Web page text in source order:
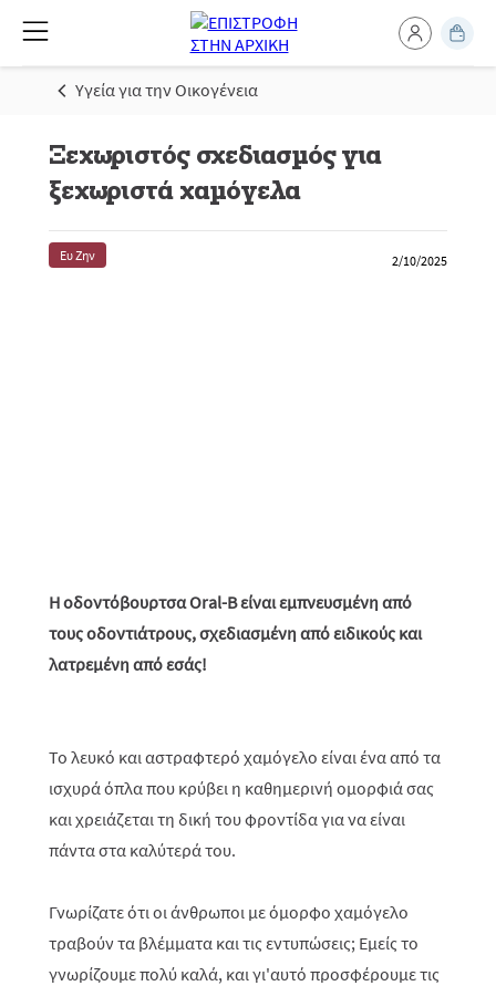
Υγεία για την Οικογένεια
Ξεχωριστός σχεδιασμός για
ξεχωριστά χαμόγελα
Ευ Ζην 2/10/2025
Η οδοντόβουρτσα Oral-B είναι εμπνευσμένη από
τους οδοντιάτρους, σχεδιασμένη από ειδικούς και
λατρεμένη από εσάς!
To λευκό και αστραφτερό χαμόγελο είναι ένα από τα
ισχυρά όπλα που κρύβει η καθημερινή ομορφιά σας
και χρειάζεται τη δική του φροντίδα για να είναι
πάντα στα καλύτερά του.
Γνωρίζατε ότι οι άνθρωποι με όμορφο χαμόγελο
τραβούν τα βλέμματα και τις εντυπώσεις; Εμείς το
γνωρίζουμε πολύ καλά, και γι'αυτό προσφέρουμε τις